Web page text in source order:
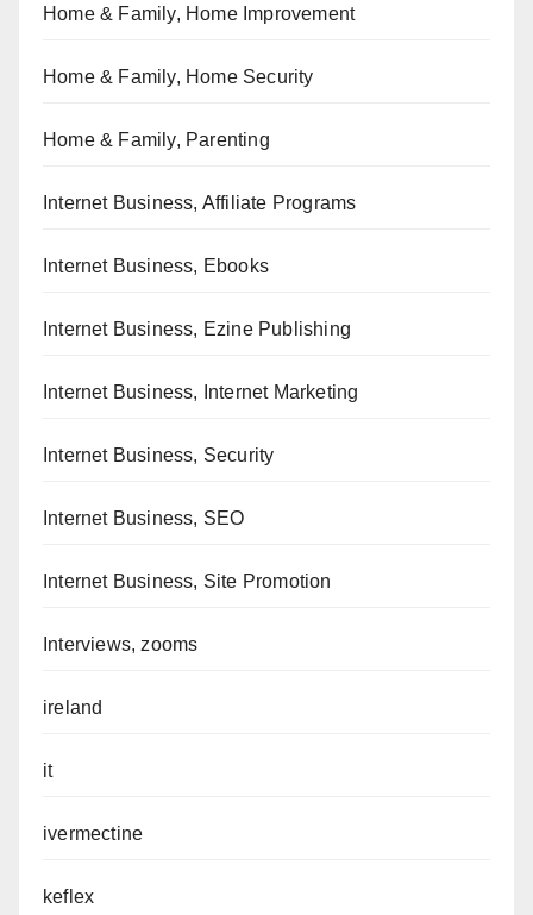
Home & Family, Home Improvement
Home & Family, Home Security
Home & Family, Parenting
Internet Business, Affiliate Programs
Internet Business, Ebooks
Internet Business, Ezine Publishing
Internet Business, Internet Marketing
Internet Business, Security
Internet Business, SEO
Internet Business, Site Promotion
Interviews, zooms
ireland
it
ivermectine
keflex